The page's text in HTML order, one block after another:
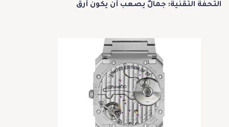
التحفة التقنية: جمالٌ يصعب أن يكون أرقّ